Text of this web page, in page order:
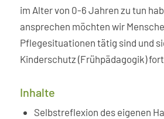
im Alter von 0-6 Jahren zu tun
ansprechen möchten wir
Pflegesituationen tätig sind und
Kinderschutz (Frühpädagogik)
Inhalte
Selbstreflexion des eigenen